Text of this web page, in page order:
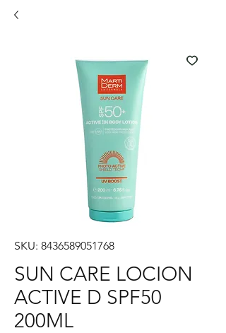
SKU: 8436589051768
SUN CARE LOCION
ACTIVE D SPF50
200ML